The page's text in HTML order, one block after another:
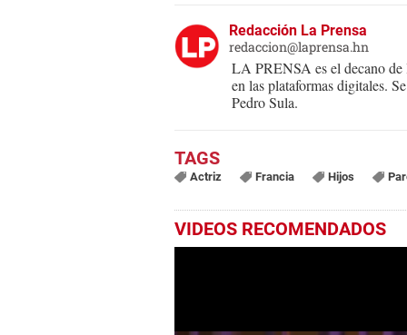
Redacción La Prensa
redaccion@laprensa.hn
LA PRENSA es el decano de
en las plataformas digitales.
Pedro Sula.
Actriz Francia Hijos
VIDEOS RECOMENDADOS